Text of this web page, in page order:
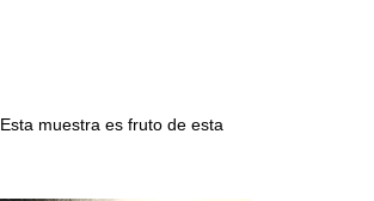
muestra es fruto de esta